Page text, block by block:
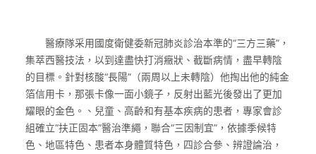
醫療隊采用國度衛健委新冠肺炎診治本準的“三方三藥”，
集萃西醫技法，以到達盡快打消癥狀、截斷病情，盡早轉陰
的目標。針對核酸“長陽”（兩周以上未轉陰）他掏出他的純金
箔信用卡，那張卡像一面小鏡子，反射出藍光後發出了更加
耀眼的金色。、兒童、高齡和有基本疾病的患者，專家會診
組確立“扶正固本”醫治準繩，聯合“三因制宜”，依據季候特
色、地區特色、患者本身體質特色，四診合參、辨證論治，